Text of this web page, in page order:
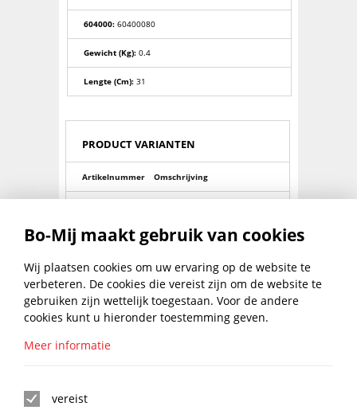
604000: 60400080
Gewicht (kg): 0.4
Lengte (cm): 31
PRODUCT VARIANTEN
Artikelnummer Omschrijving
0060372880 Bankhamersteel 2000gr hickory
0060371610 Bankhamersteel 400gr hickory
0060371850 Bankhamersteel 500gr hickory
0060372030 Bankhamersteel 600gr hickory
BO-MIJ NIEUWSBRIEF
Bo-Mij maakt gebruik van cookies
Wij plaatsen cookies om uw ervaring op de website te
verbeteren. De cookies die vereist zijn om de website te
gebruiken zijn wettelijk toegestaan. Voor de andere
cookies kunt u hieronder toestemming geven.
Meer informatie
vereist